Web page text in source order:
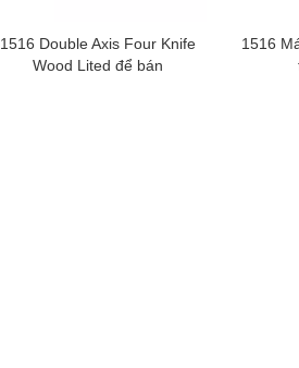
1516 Double Axis Four Knife
Wood Lited để bán
1516